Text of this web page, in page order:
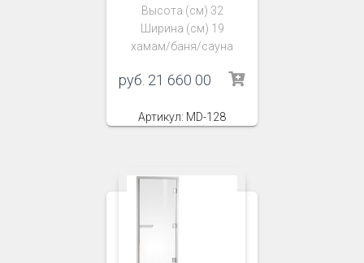
Высота (см) 32
Ширина (см) 19
хамам/баня/сауна
руб. 21 660 00
Артикул: MD-128